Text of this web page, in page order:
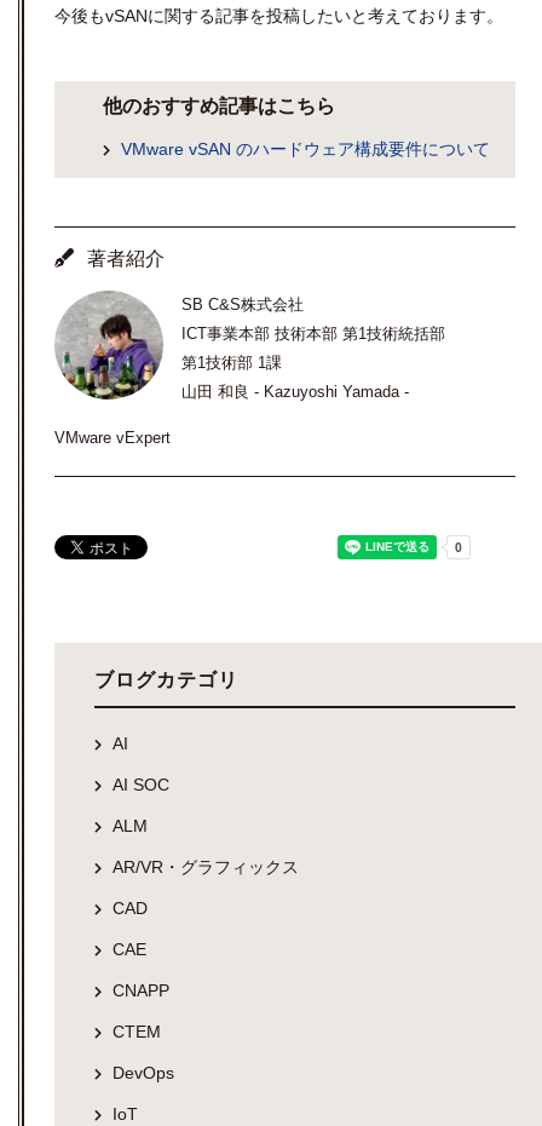
今後もvSANに関する記事を投稿したいと考えております。
他のおすすめ記事はこちら
VMware vSAN のハードウェア構成要件について
著者紹介
SB C&S株式会社
ICT事業本部 技術本部 第1技術統括部
第1技術部 1課
山田 和良 - Kazuyoshi Yamada -
VMware vExpert
ブログカテゴリ
AI
AI SOC
ALM
AR/VR・グラフィックス
CAD
CAE
CNAPP
CTEM
DevOps
IoT